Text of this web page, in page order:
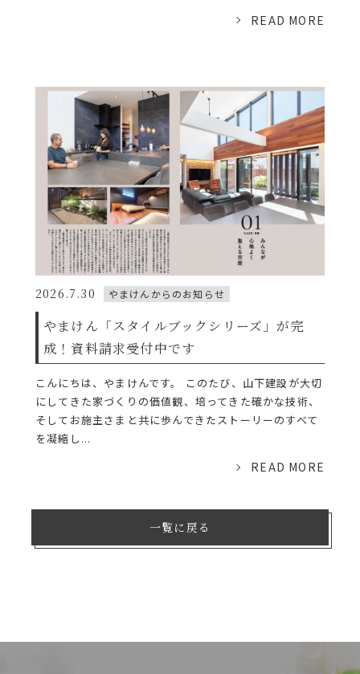
READ MORE
2026.7.30 やまけんからのお知らせ
やまけん「スタイルブックシリーズ」が完
成！資料請求受付中です
こんにちは、やまけんです。 このたび、山下建設が大切
にしてきた家づくりの価値観、培ってきた確かな技術、
そしてお施主さまと共に歩んできたストーリーのすべて
を凝縮し...
READ MORE
一覧に戻る